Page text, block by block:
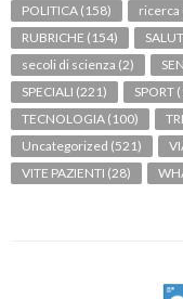
POLITICA (158) ricerca
RUBRICHE (154)
secoli di scienza (2)
SPECIALI (221) SPORT
TECNOLOGIA (100)
Uncategorized (521)
VITE PAZIENTI (28)